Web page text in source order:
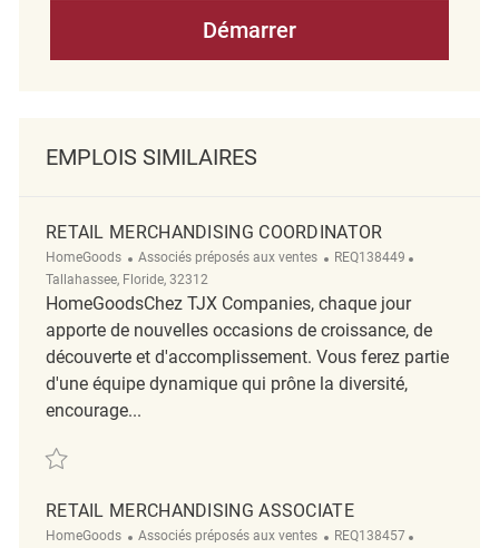
Démarrer
EMPLOIS SIMILAIRES
RETAIL MERCHANDISING COORDINATOR
HomeGoods Catégorie
Associés préposés aux ventes ReqId
REQ138449
Tallahassee, Floride, 32312
HomeGoodsChez TJX Companies, chaque jour
apporte de nouvelles occasions de croissance, de
découverte et d'accomplissement. Vous ferez partie
d'une équipe dynamique qui prône la diversité,
encourage...
Sauvegarder Retail Merchandising Coordinator REQ138449
RETAIL MERCHANDISING ASSOCIATE
HomeGoods Catégorie
Associés préposés aux ventes ReqId
REQ138457